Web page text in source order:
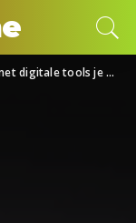
tools je werk slimmer